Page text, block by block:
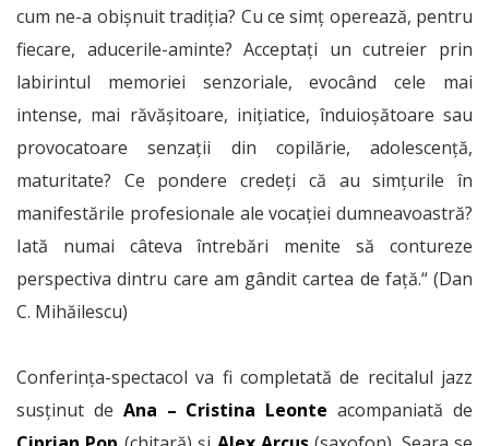
cum ne-a obişnuit tradiţia? Cu ce simţ operează, pentru
fiecare, aducerile-aminte? Acceptaţi un cutreier prin
labirintul memoriei senzoriale, evocând cele mai
intense, mai răvăşitoare, iniţiatice, înduioşătoare sau
provocatoare senzaţii din copilărie, adolescenţă,
maturitate? Ce pondere credeţi că au simţurile în
manifestările profesionale ale vocaţiei dumneavoastră?
Iată numai câteva întrebări menite să contureze
perspectiva dintru care am gândit cartea de faţă.“ (Dan
C. Mihăilescu)
Conferința-spectacol va fi completată de recitalul jazz
susținut de Ana – Cristina Leonteacompaniată de